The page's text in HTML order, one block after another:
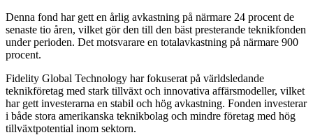
Denna fond har gett en årlig avkastning på närmare 24 procent de
senaste tio åren, vilket gör den till den bäst presterande teknikfonden
under perioden. Det motsvarare en totalavkastning på närmare 900
procent.
Fidelity Global Technology har fokuserat på världsledande
teknikföretag med stark tillväxt och innovativa affärsmodeller, vilket
har gett investerarna en stabil och hög avkastning. Fonden investerar
i både stora amerikanska teknikbolag och mindre företag med hög
tillväxtpotential inom sektorn.